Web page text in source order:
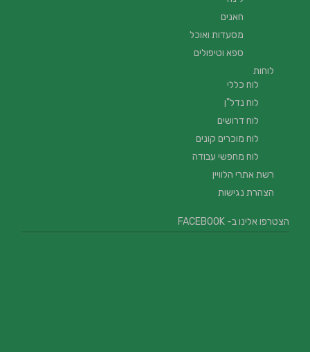
חאנים
מסעדות ואוכל
ספא וטיפולים
לוחות
לוח כללי
לוח נדל"ן
לוח דרושים
לוח מוכרים קונים
לוח מחפשי עבודה
רשת אתרי הלוויין
הצהרת נגישות
הצטרפו אלינו ב- FACEBOOK